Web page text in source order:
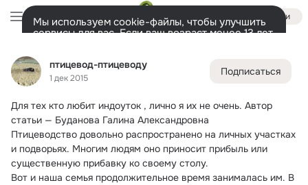
птицевод-птицеводу
1 дек 2015
Подписаться
Для тех кто любит индоуток , лично я их не очень. Автор
статьи — Буданова Галина Александровна
Птицеводство довольно распространено на личных участках
и подворьях. Многим людям оно приносит прибыль или
существенную прибавку ко своему столу.
Вот и наша семья продолжительное время занималась им. В
Войти
Мы используем cookie-файлы, чтобы улучшить
сервисы для вас. Если ваш возраст менее 13 лет,
представитель.
Разрешить все Настроить
Лента Участники Темы 554 Ещё
Дополнительная
колонка
Всё388 Обсуждаемые